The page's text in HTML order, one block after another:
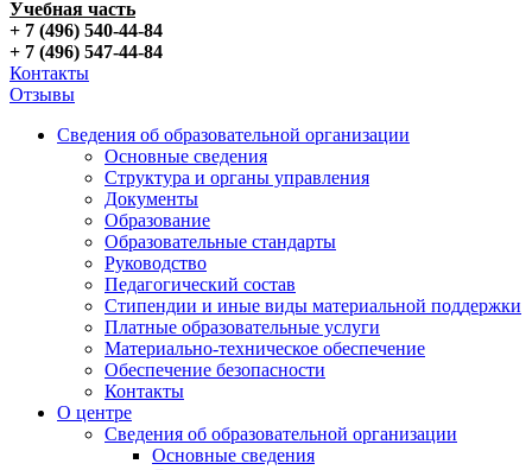
Учебная часть
+ 7 (496) 540-44-84
+ 7 (496) 547-44-84
Контакты
Отзывы
Сведения об образовательной организации
Основные сведения
Структура и органы управления
Документы
Образование
Образовательные стандарты
Руководство
Педагогический состав
Стипендии и иные виды материальной поддержки
Платные образовательные услуги
Материально-техническое обеспечение
Обеспечение безопасности
Контакты
О центре
Сведения об образовательной организации
Основные сведения